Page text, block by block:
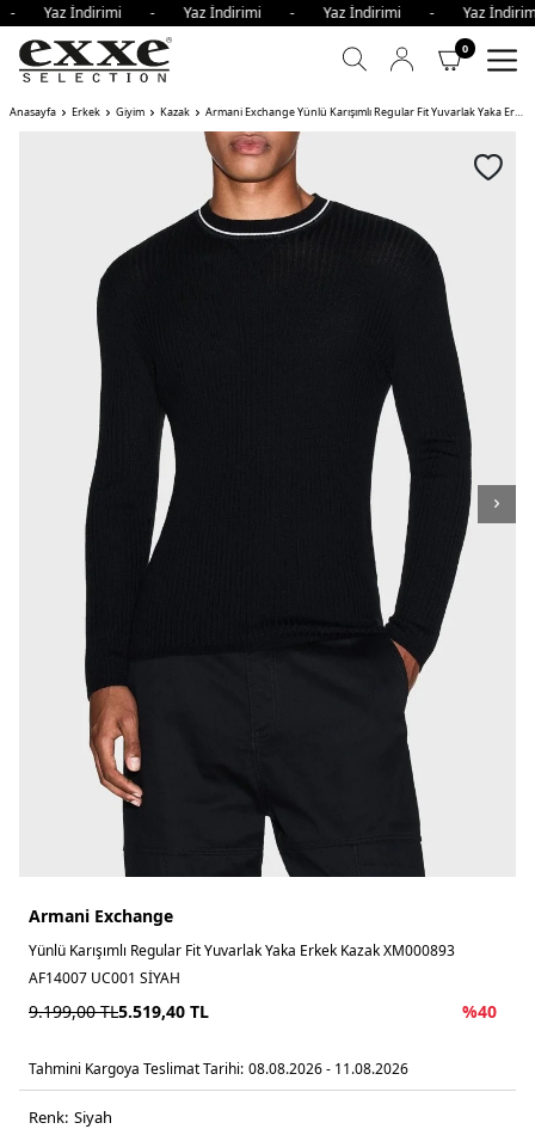
Yaz İndirimi - Yaz İndirimi - Yaz İndirimi - Yaz
0
Anasayfa Erkek Giyim Kazak Armani Exchange Yünlü Karışımlı Regular Fit Yuvarlak Yaka Erkek Kazak
Armani Exchange
Yünlü Karışımlı Regular Fit Yuvarlak Yaka Erkek Kazak XM000893
AF14007 UC001 SİYAH
9.199,00TL5.519,40 TL %40
Tahmini Kargoya Teslimat Tarihi: 08.08.2026 - 11.08.2026
Renk: si̇yah